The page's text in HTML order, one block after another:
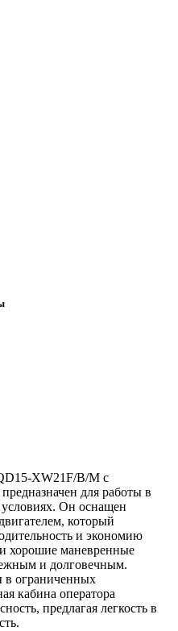
XW21F/B/M с
для работы в
Он оснащен
который
и экономию
хорошие маневренные
и долговечным.
в ограниченных
кабина оператора
предлагая легкость в